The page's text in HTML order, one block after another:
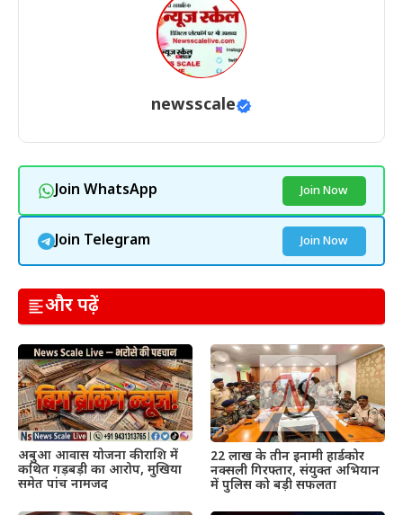
newsscale
Join WhatsApp Join Now
Join Telegram Join Now
और पढ़ें
अबुआ आवास योजना की राशि में
कथित गड़बड़ी का आरोप, मुखिया
समेत पांच नामजद
22 लाख के तीन इनामी हार्डकोर
नक्सली गिरफ्तार, संयुक्त अभियान
में पुलिस को बड़ी सफलता